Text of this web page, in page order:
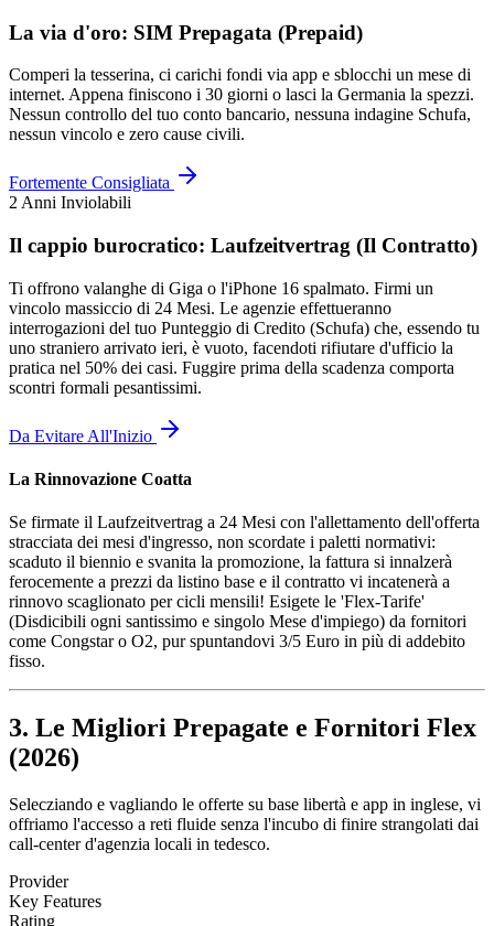
La via d'oro: SIM Prepagata (Prepaid)
Comperi la tesserina, ci carichi fondi via app e sblocchi un mese di
internet. Appena finiscono i 30 giorni o lasci la Germania la spezzi.
Nessun controllo del tuo conto bancario, nessuna indagine Schufa,
nessun vincolo e zero cause civili.
Fortemente Consigliata
2 Anni Inviolabili
Il cappio burocratico: Laufzeitvertrag (Il Contratto)
Ti offrono valanghe di Giga o l'iPhone 16 spalmato. Firmi un
vincolo massiccio di 24 Mesi. Le agenzie effettueranno
interrogazioni del tuo Punteggio di Credito (Schufa) che, essendo tu
uno straniero arrivato ieri, è vuoto, facendoti rifiutare d'ufficio la
pratica nel 50% dei casi. Fuggire prima della scadenza comporta
scontri formali pesantissimi.
Da Evitare All'Inizio
La Rinnovazione Coatta
Se firmate il Laufzeitvertrag a 24 Mesi con l'allettamento dell'offerta
stracciata dei mesi d'ingresso, non scordate i paletti normativi:
scaduto il biennio e svanita la promozione, la fattura si innalzerà
ferocemente a prezzi da listino base e il contratto vi incatenerà a
rinnovo scaglionato per cicli mensili! Esigete le 'Flex-Tarife'
(Disdicibili ogni santissimo e singolo Mese d'impiego) da fornitori
come Congstar o O2, pur spuntandovi 3/5 Euro in più di addebito
fisso.
3. Le Migliori Prepagate e Fornitori Flex
(2026)
Selecziando e vagliando le offerte su base libertà e app in inglese, vi
offriamo l'accesso a reti fluide senza l'incubo di finire strangolati dai
call-center d'agenzia locali in tedesco.
Provider
Key Features
Rating